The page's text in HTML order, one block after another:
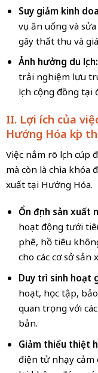
Suy giảm kinh
vụ ăn uống và
gây thất thu và
Ảnh hưởng du lịch:
trải nghiệm lưu
lịch cộng đồng tại
II. Lợi ích của
Hướng Hóa kịp
Việc nắm rõ lịch
mà còn là chìa khóa
xuất tại Hướng Hóa.
Ổn định sản xuất
hoạt động tưới
phê, hồ tiêu
cho các cơ sở sản
Duy trì sinh hoạt
hoạt, học tập,
quan trọng với
bản.
Giảm thiểu thiệt
điện tử nhạy cảm